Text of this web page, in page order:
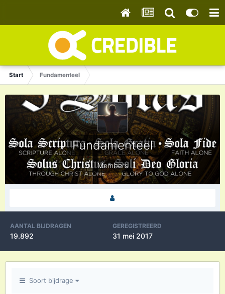
Start Fundamenteel
Fundamenteel
Members
AANTAL BIJDRAGEN
19.892
GEREGISTREERD
31 mei 2017
Soort bijdrage